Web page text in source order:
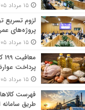
۱۵ مرداد ۱۴۰۵ - ۱۲:۲۷
لزوم تسریع
پروژه‌های
۱۵ مرداد ۱۴۰۵ - ۱۲:۰۸
پرداخت عوارض 1.2 درصدی
۱۵ مرداد ۱۴۰۵ - ۱۱:۴۵
فهرست
طریق سامانه